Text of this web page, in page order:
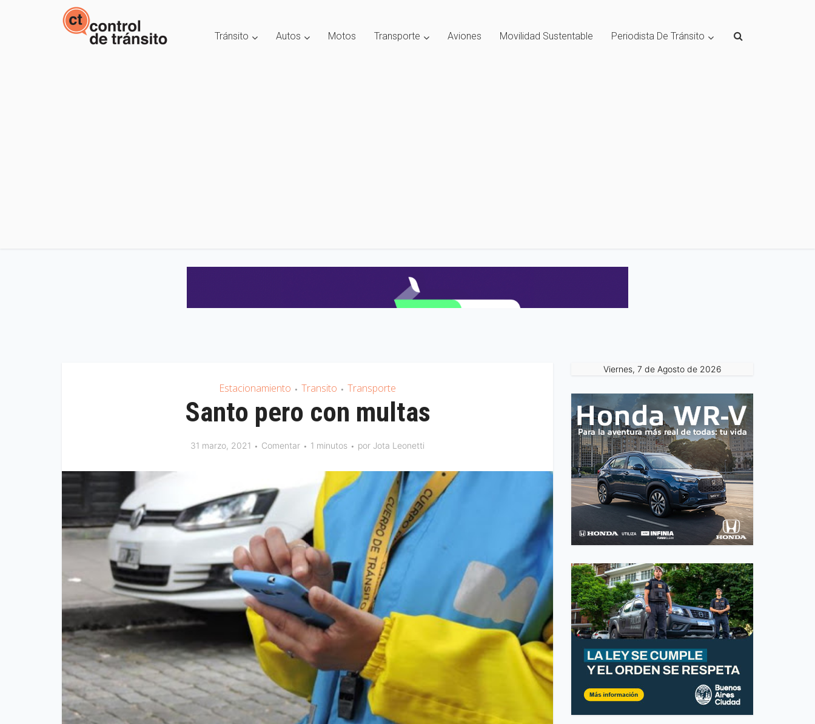
Tránsito Autos Motos Transporte Aviones Movilidad Sustentable Periodista De Tránsito
Estacionamiento • Transito • Transporte
Santo pero con multas
31 marzo, 2021 Comentar 1 minutos por Jota Leonetti
Viernes, 7 de Agosto de 2026